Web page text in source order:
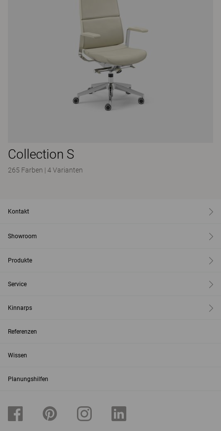
Collection S
265 Farben | 4 Varianten
Kontakt
Showroom
Produkte
Service
Kinnarps
Referenzen
Wissen
Planungshilfen